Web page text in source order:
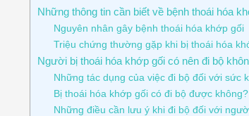
Những thông tin cần biết về bệnh thoái hóa
Nguyên nhân gây bệnh thoái hóa khớp gối
Triệu chứng thường gặp khi bị thoái hóa
Người bị thoái hóa khớp gối có nên đi bộ
Những tác dụng của việc đi bộ đối với sức
Bị thoái hóa khớp gối có đi bộ được không?
Những điều cần lưu ý khi đi bộ đối với